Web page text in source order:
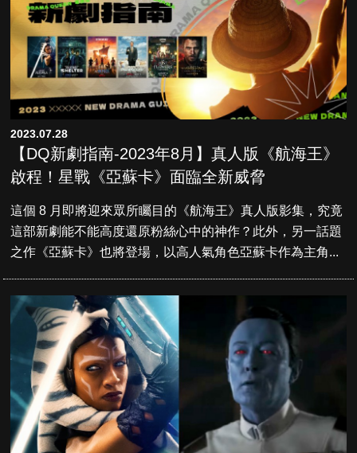
2023.07.28
【DQ新劇指南-2023年8月】真人版《航海王》
啟程！星戰《亞蘇卡》面臨全新威脅
這個 8 月即將迎來眾所矚目的《航海王》真人版影集，究竟
這部新劇能不能高度還原粉絲心中的神作？此外，另一話題
之作《亞蘇卡》也將登場，以高人氣角色亞蘇卡作為主角...